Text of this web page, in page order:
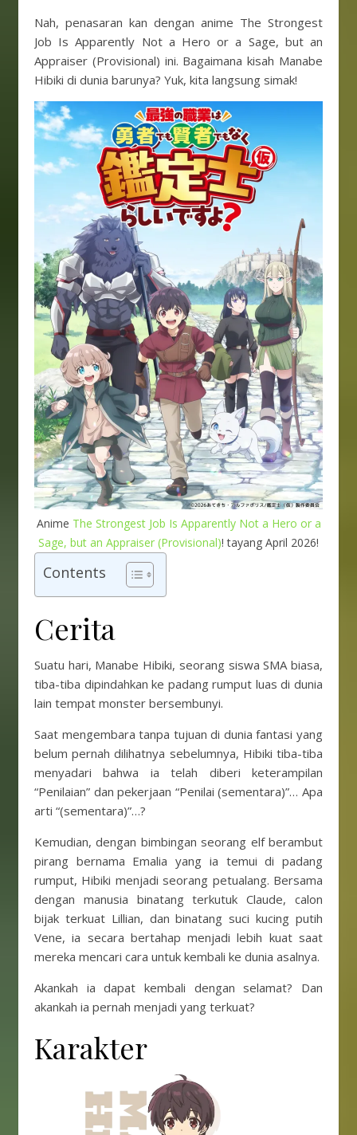
Nah, penasaran kan dengan anime The Strongest
Job Is Apparently Not a Hero or a Sage, but an
Appraiser (Provisional) ini. Bagaimana kisah Manabe
Hibiki di dunia barunya? Yuk, kita langsung simak!
Anime The Strongest Job Is Apparently Not a Hero or a
Sage, but an Appraiser (Provisional)! tayang April 2026!
Contents
Cerita
Suatu hari, Manabe Hibiki, seorang siswa SMA biasa,
tiba-tiba dipindahkan ke padang rumput luas di dunia
lain tempat monster bersembunyi.
Saat mengembara tanpa tujuan di dunia fantasi yang
belum pernah dilihatnya sebelumnya, Hibiki tiba-tiba
menyadari bahwa ia telah diberi keterampilan
“Penilaian” dan pekerjaan “Penilai (sementara)”… Apa
arti “(sementara)”…?
Kemudian, dengan bimbingan seorang elf berambut
pirang bernama Emalia yang ia temui di padang
rumput, Hibiki menjadi seorang petualang. Bersama
dengan manusia binatang terkutuk Claude, calon
bijak terkuat Lillian, dan binatang suci kucing putih
Vene, ia secara bertahap menjadi lebih kuat saat
mereka mencari cara untuk kembali ke dunia asalnya.
Akankah ia dapat kembali dengan selamat? Dan
akankah ia pernah menjadi yang terkuat?
Karakter